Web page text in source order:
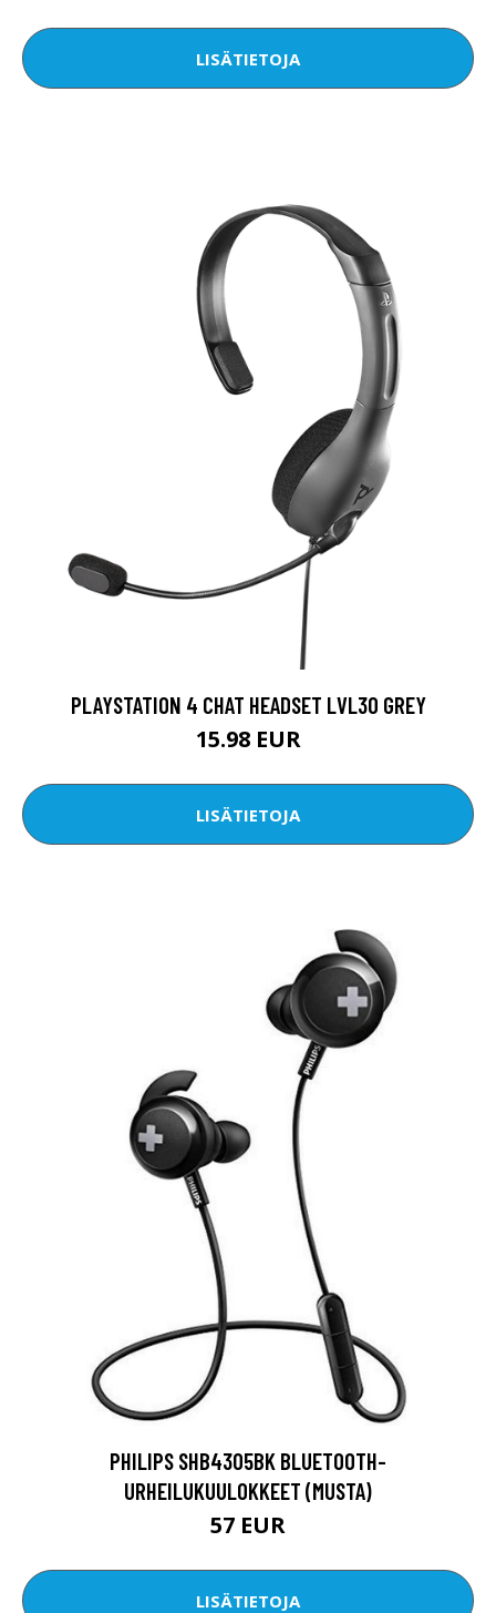
LISÄTIETOJA
PLAYSTATION 4 CHAT HEADSET LVL30 GREY
15.98 EUR
LISÄTIETOJA
PHILIPS SHB4305BK BLUETOOTH-
URHEILUKUULOKKEET (MUSTA)
57 EUR
LISÄTIETOJA